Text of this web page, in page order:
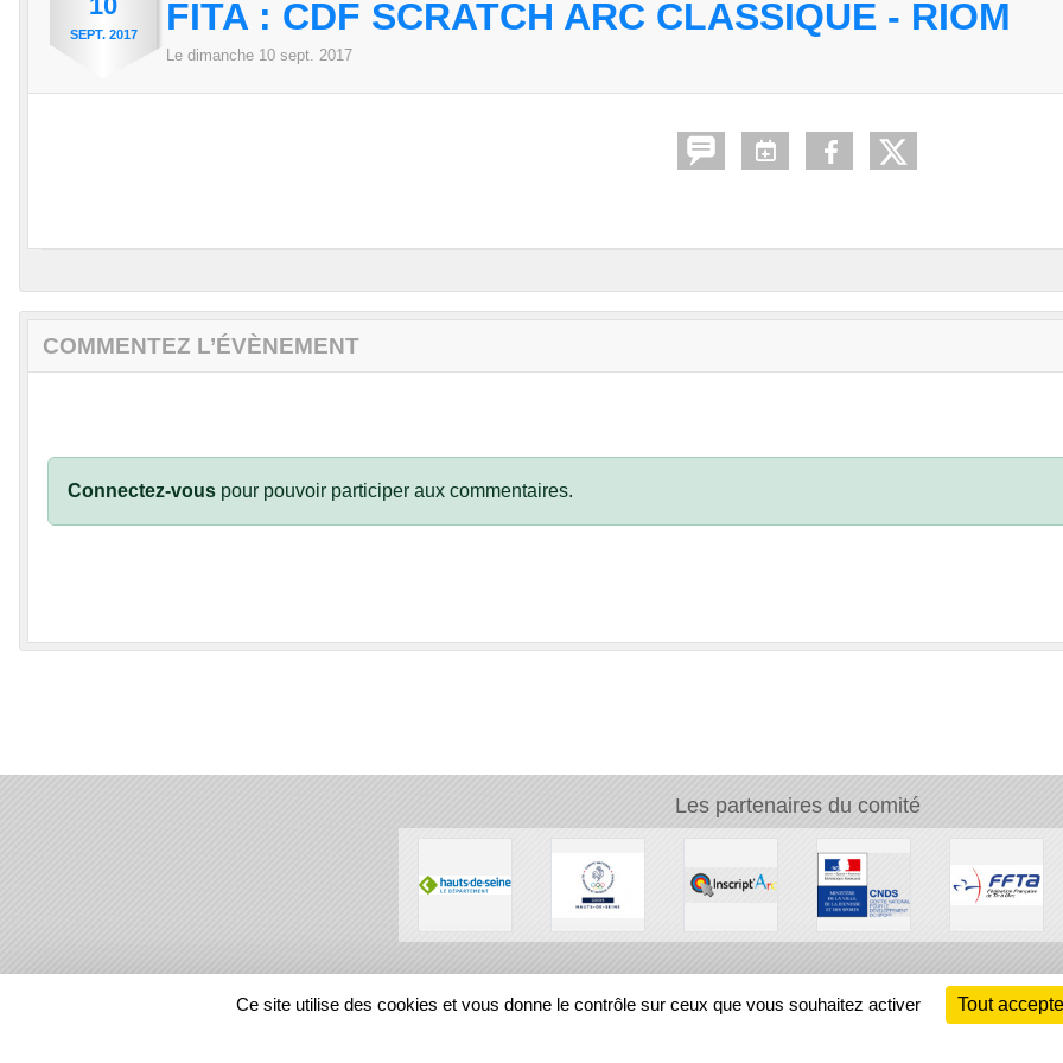
SEPT. 2017 FITA : CDF SCRATCH ARC CLASSIQUE - RIOM
Le dimanche 10 sept. 2017
COMMENTEZ L’ÉVÈNEMENT
Connectez-vous pour pouvoir participer aux commentaires.
Les partenaires du comité
REGIONS
Ce site utilise des cookies et vous donne le contrôle sur ceux que vous souhaitez activer Tout